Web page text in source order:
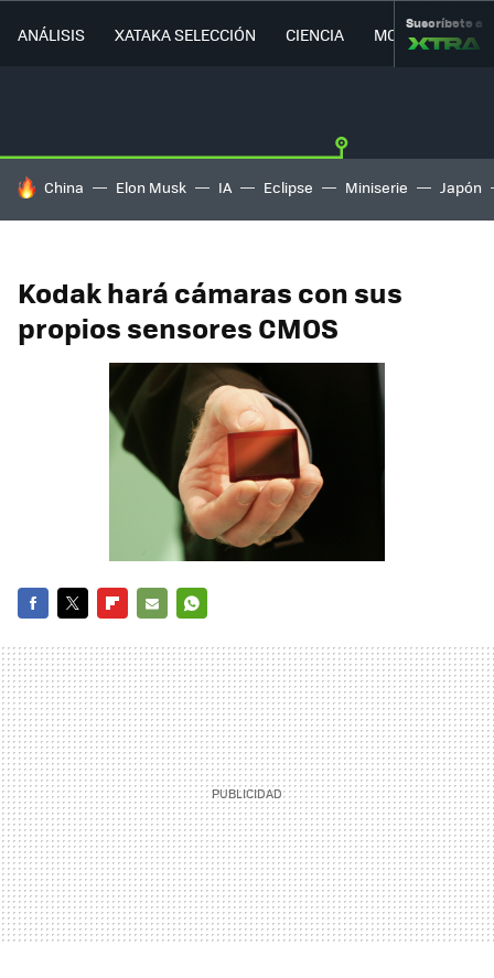
ANÁLISIS XATAKA SELECCIÓN CIENCIA MOVILIDAD
Suscríbete a
HOY SE HABLA DE
China Elon Musk IA Eclipse Miniserie Japón
Kodak hará cámaras con sus
propios sensores CMOS
MAIL